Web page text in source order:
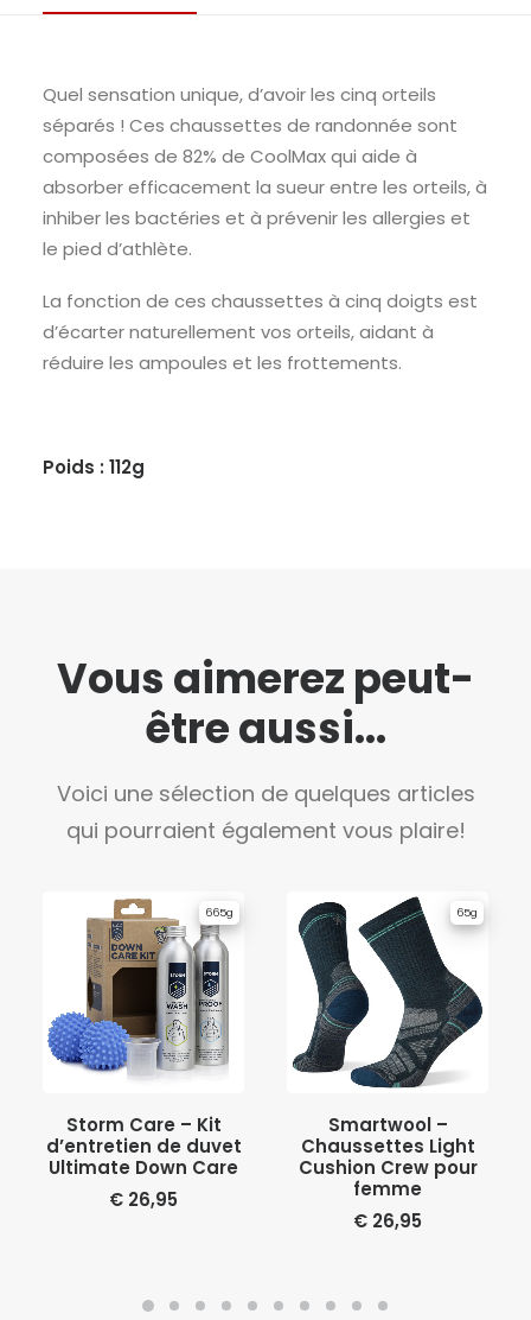
Quel sensation unique, d’avoir les cinq orteils
séparés ! Ces chaussettes de randonnée sont
composées de 82% de CoolMax qui aide à
absorber efficacement la sueur entre les orteils, à
inhiber les bactéries et à prévenir les allergies et
le pied d’athlète.
La fonction de ces chaussettes à cinq doigts est
d’écarter naturellement vos orteils, aidant à
réduire les ampoules et les frottements.
Poids : 112g
Vous aimerez peut-
être aussi...
Voici une sélection de quelques articles
qui pourraient également vous plaire!
665g
AJOUTER AU PANIER
Storm Care – Kit
d’entretien de duvet
Ultimate Down Care
€ 26,95
65g
CHOIX DES OPTIONS
Smartwool –
Chaussettes Light
Cushion Crew pour
femme
€ 26,95